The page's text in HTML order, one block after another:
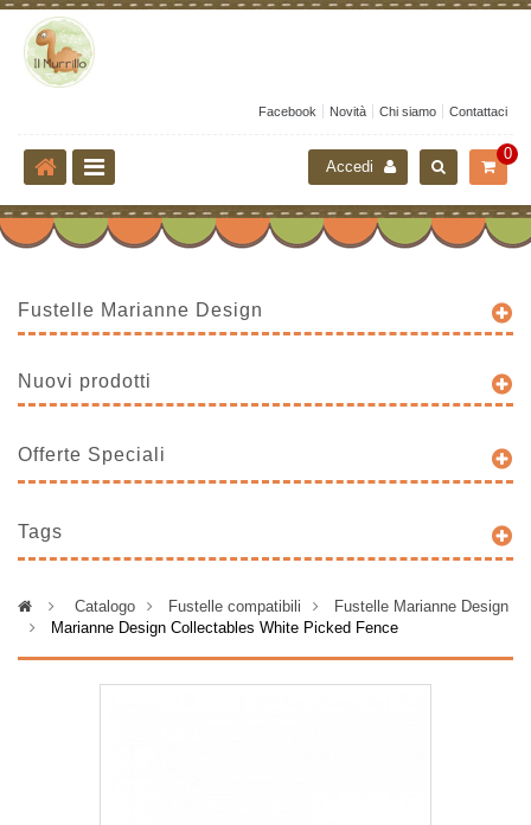
Facebook Novità Chi siamo Contattaci
0
Accedi
Fustelle Marianne Design
Nuovi prodotti
Offerte Speciali
Tags
> Catalogo > Fustelle compatibili >
Fustelle Marianne Design
>
Marianne Design Collectables White Picked Fence